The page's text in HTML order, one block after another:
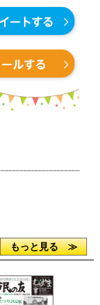
もっと見る ≫